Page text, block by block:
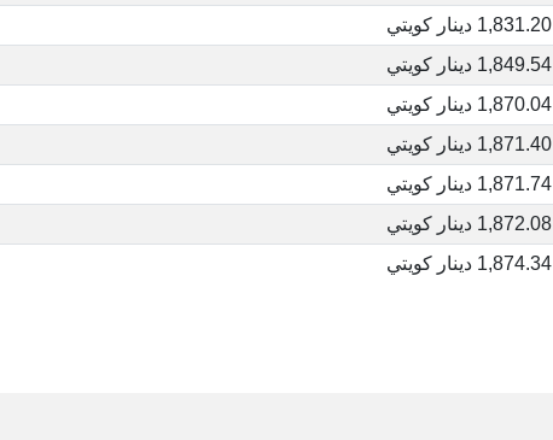
1,831.20 دينار كويتي
1,849.54 دينار كويتي
1,870.04 دينار كويتي
1,871.40 دينار كويتي
1,871.74 دينار كويتي
1,872.08 دينار كويتي
1,874.34 دينار كويتي